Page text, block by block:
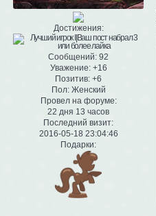
Достижения:
Сообщений: 92
Уважение: +16
Позитив: +6
Пол:Женский
Провел на форуме:
22 дня 13 часов
Последний визит:
2016-05-18 23:04:46
Подарки: